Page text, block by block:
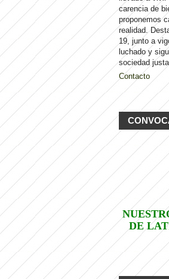
carencia de
proponemos
realidad.
19, junto a
luchado y
sociedad
Contacto
DE